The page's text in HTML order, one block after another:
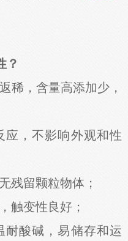
？
稀，含量高添加少，
应，不影响外观和性
残留颗粒物体；
触变性良好；
耐酸碱，易储存和运